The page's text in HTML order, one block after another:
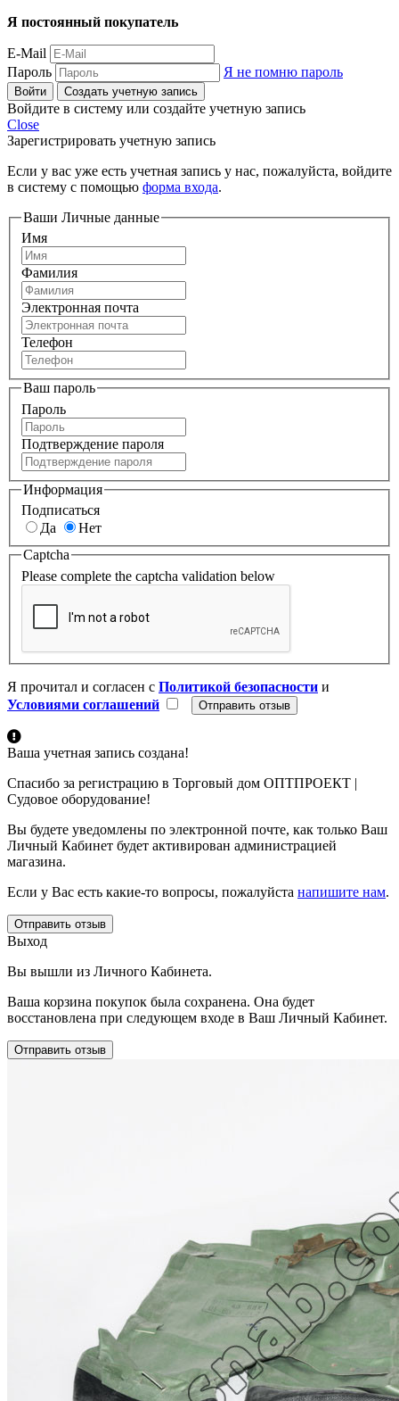
Я постоянный покупатель
E-Mail
Пароль
Я не помню пароль
Войти Создать учетную запись
Войдите в систему или создайте учетную запись
Close
Зарегистрировать учетную запись
Если у вас уже есть учетная запись у нас, пожалуйста, войдите
в систему с помощью форма входа.
Ваши Личные данные
Имя
Фамилия
Электронная почта
Телефон
Ваш пароль
Пароль
Подтверждение пароля
Информация
Подписаться
Да
Нет
Captcha
Please complete the captcha validation below
Я прочитал и согласен с Политикой безопасности и
Условиями соглашений
Ваша учетная запись создана!
Спасибо за регистрацию в Торговый дом ОПТПРОЕКТ |
Судовое оборудование!
Вы будете уведомлены по электронной почте, как только Ваш
Личный Кабинет будет активирован администрацией
магазина.
Если у Вас есть какие-то вопросы, пожалуйста напишите нам.
Отправить отзыв
Выход
Вы вышли из Личного Кабинета.
Ваша корзина покупок была сохранена. Она будет
восстановлена при следующем входе в Ваш Личный Кабинет.
Отправить отзыв